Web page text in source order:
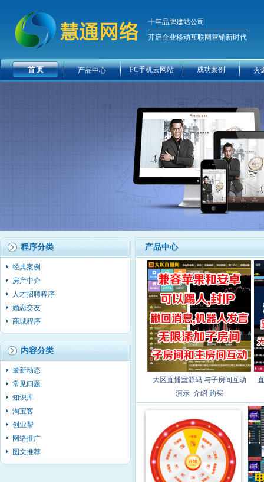
十年品牌建站公司
开启企业移动互联网营销新时代
首 页 产品中心 PC手机云网站 成功案例 火
程序分类
经典案例
房产中介
人才招聘程序
婚恋交友
商城程序
内容分类
最新动态
常见问题
知识库
淘宝客
创业帮
网络推广
图文推荐
产品中心
大区直播室源码,与子房间互动
演示 介绍 购买